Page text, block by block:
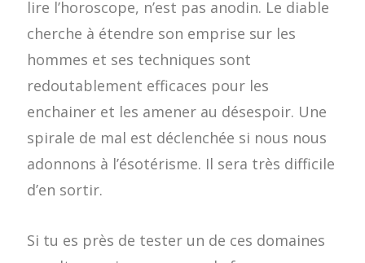
lire l’horoscope, n’est pas anodin. Le diable
cherche à étendre son emprise sur les
hommes et ses techniques sont
redoutablement efficaces pour les
enchainer et les amener au désespoir. Une
spirale de mal est déclenchée si nous nous
adonnons à l’ésotérisme. Il sera très difficile
d’en sortir.
Si tu es près de tester un de ces domaines